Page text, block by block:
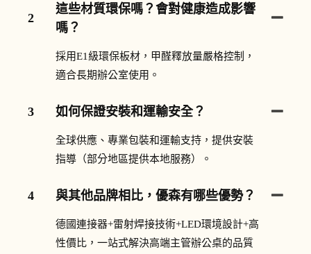
2
這些材質環保嗎？會對健康造成影響
嗎？
採用E1級環保板材，甲醛釋放量嚴格控制，
適合長期辦公室使用。
3 如何保證安裝和運輸安全？
全球供應、專業包裝和運輸支持，提供安裝
指導（部分地區提供本地服務）。
4 與其他品牌相比，優森有哪些優勢？
德國連接器+雷射焊接技術+LED環境設計+高
性價比，一站式解決高端主管辦公桌的品質